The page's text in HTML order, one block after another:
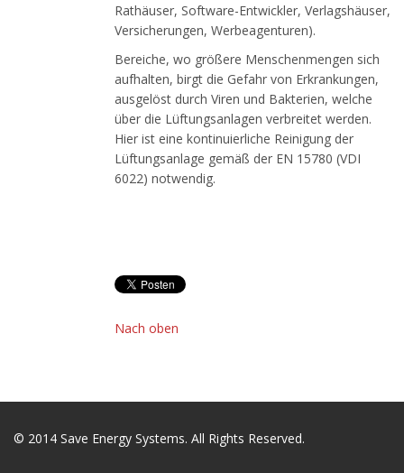
Rathäuser, Software-Entwickler, Verlagshäuser,
Versicherungen, Werbeagenturen).
Bereiche, wo größere Menschenmengen sich
aufhalten, birgt die Gefahr von Erkrankungen,
ausgelöst durch Viren und Bakterien, welche
über die Lüftungsanlagen verbreitet werden.
Hier ist eine kontinuierliche Reinigung der
Lüftungsanlage gemäß der EN 15780 (VDI
6022) notwendig.
Nach oben
© 2014 Save Energy Systems. All Rights Reserved.